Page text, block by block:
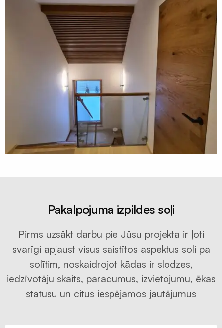
Pakalpojuma izpildes soļi
Pirms uzsākt darbu pie Jūsu projekta ir ļoti
svarīgi apjaust visus saistītos aspektus soli pa
solītim, noskaidrojot kādas ir slodzes,
iedzīvotāju skaits, paradumus, izvietojumu, ēkas
statusu un citus iespējamos jautājumus
siltumsūkņi
Būvniecības